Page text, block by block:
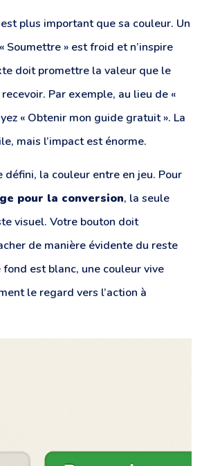
plus important que sa couleur. Un
Soumettre » est froid et n’inspire
doit promettre la valeur que le
Par exemple, au lieu de «
« Obtenir mon guide gratuit ». La
mais l’impact est énorme.
la couleur entre en jeu. Pour
pour la conversion, la seule
visuel. Votre bouton doit
de manière évidente du reste
est blanc, une couleur vive
le regard vers l’action à